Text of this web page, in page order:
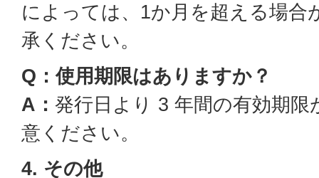
によっては、1か月を超える場合
承ください。
Q：使用期限はありますか？
A： 発行日より 3 年間の有効期
意ください。
4. その他